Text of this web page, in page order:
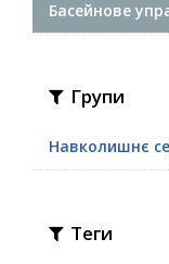
Басейнове
Групи
Навколишнє
Теги